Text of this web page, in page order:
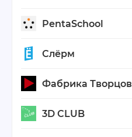
PentaSchool
Слёрм
Фабрика Творцов
3D CLUB